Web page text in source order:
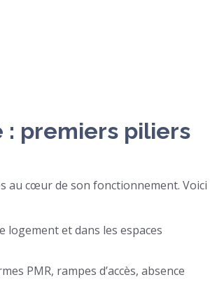
: premiers piliers
au cœur de son fonctionnement. Voici
logement et dans les espaces
PMR, rampes d’accès, absence